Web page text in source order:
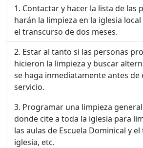
Contactar y hacer la lista de las
harán la limpieza en la iglesia
el transcurso de dos meses.
Estar al tanto si las personas
hicieron la limpieza y buscar
se haga inmediatamente antes de
servicio.
Programar una limpieza
donde cite a toda la iglesia para
las aulas de Escuela Dominical y
iglesia, etc.